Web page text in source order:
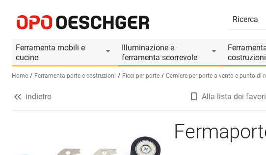
Ferramenta mobili e
cucine
Illuminazione e
ferramenta scorrevole
costruzioni
Seleziona una lingua (IT)
Home Ferramenta porte e costruzioni Ficci per porte Cerniere per porte a vento e punto di
Informazioni prodotto
Il prodotto è accessorio di
indietro Alla lista dei